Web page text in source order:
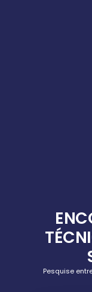
Pesquise